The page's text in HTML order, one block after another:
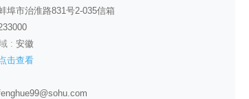
埠市治淮路831号2-035信箱
: 安徽
击查看